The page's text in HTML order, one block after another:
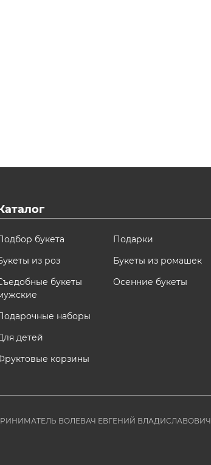
букета
из роз
букеты
наборы
детей
корзины
Подарки
Букеты из ромашек
Осенние букеты
ВОЛЕВАЧ ЕВГЕНИЙ ВЛАДИСЛАВОВИЧ